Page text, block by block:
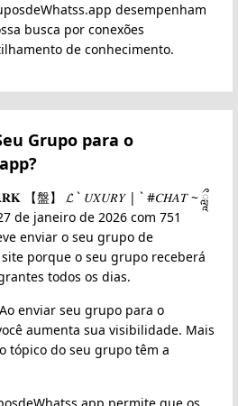
desempenham
busca por conexões
de conhecimento.
Grupo para o
【盤】 𝓛 ` 𝑈𝑋𝑈𝑅𝑌 | ` #𝐶𝐻𝐴𝑇 ~
de janeiro de 2026 com 751
enviar o seu grupo de
porque o seu grupo receberá
todos os dias.
enviar seu grupo para o
aumenta sua visibilidade. Mais
tópico do seu grupo têm a